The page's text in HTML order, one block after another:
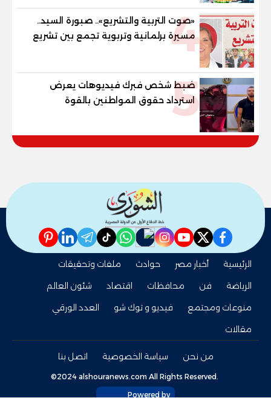
4
«صوت التربية والتشريع».. صبورة السيد..
مسيرة برلمانية وتربوية تجمع بين تشريع
القوانين وصناعة الأجيال لبناء الإنسان
5
ضبط شخص فبرك فيديوهات يعرض
استرداد حقوق المواطنين بالقوة
facebook
twitter
youtube
instagram
nabd
whatsapp
tiktok
telegram
linkedin
pinterest
الرئيسية أخبار مصر حوادث
ملفات وتحقيقات
الرياضة
فن محافظات اقتصاد
شئون العالم
منوعات ومجتمع
فيديو و توك شو
العدد الورقي
مقالات
من نحن سياسة الخصوصية اتصل بنا
©2024 alshouranews.com All Rights Reserved.
Powered by